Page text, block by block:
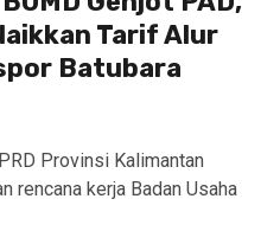
Tarif Alur
Batubara
Provinsi Kalimantan
rencana kerja Badan Usaha